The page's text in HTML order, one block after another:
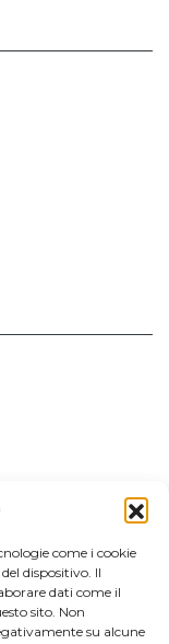
come i cookie
dispositivo. Il
dati come il
sito. Non
su alcune
-RUNTS25837